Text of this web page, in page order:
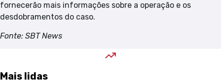
fornecerão mais informações sobre a operação e os
desdobramentos do caso.
Fonte: SBT News
Mais lidas